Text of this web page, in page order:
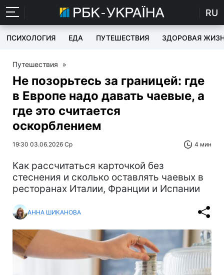
RU
ПСИХОЛОГИЯ ЕДА ПУТЕШЕСТВИЯ ЗДОРОВАЯ
Путешествия »
Не позорьтесь за границей: где
в Европе надо давать чаевые, а
где это считается
оскорблением
19:30 03.06.2026 Ср 4 мин
Как рассчитаться карточкой без
стеснения и сколько оставлять чаевых в
ресторанах Италии, Франции и Испании
АННА ШИКАНОВА